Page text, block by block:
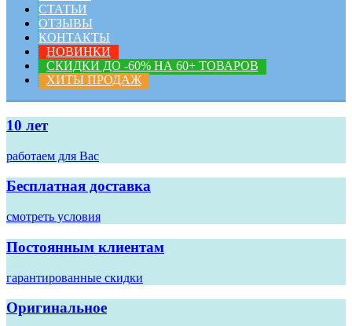
СТАТЬИ
ОТЗЫВЫ
КОНТАКТЫ
НОВИНКИ
СКИДКИ ДО -60% НА 60+ ТОВАРОВ
ХИТЫ ПРОДАЖ
10 лет
работаем для Вас
Бесплатная доставка
смотреть условия
Постоянным клиентам
гарантированные скидки
Оригинальное